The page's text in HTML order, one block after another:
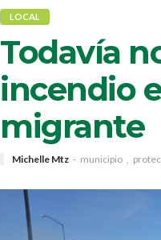
LOCAL
Todavía
incendio
migrante
Michelle Mtz municipio